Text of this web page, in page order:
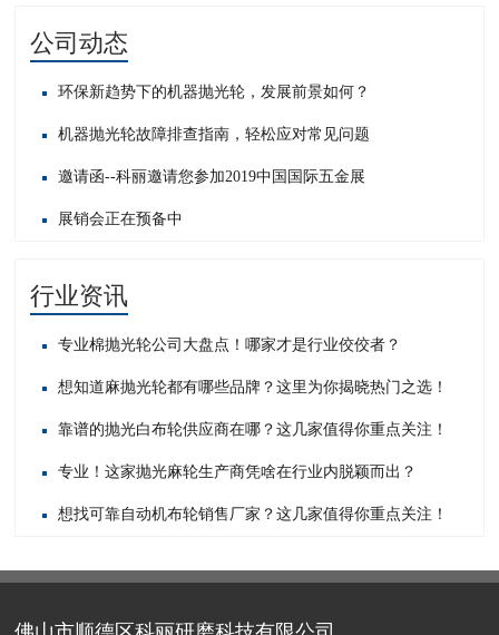
公司动态
环保新趋势下的机器抛光轮，发展前景如何？
机器抛光轮故障排查指南，轻松应对常见问题​
邀请函--科丽邀请您参加2019中国国际五金展
展销会正在预备中
行业资讯
专业棉抛光轮公司大盘点！哪家才是行业佼佼者？
想知道麻抛光轮都有哪些品牌？这里为你揭晓热门之选！
靠谱的抛光白布轮供应商在哪？这几家值得你重点关注！
专业！这家抛光麻轮生产商凭啥在行业内脱颖而出？
想找可靠自动机布轮销售厂家？这几家值得你重点关注！